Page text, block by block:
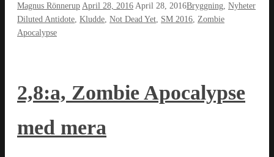
Magnus Rönnerup April 28, 2016 April 28, 2016Bryggning Nyheter
Diluted Antidote Kludde Not Dead Yet SM 2016 Zombie
Apocalypse
2,8:a, Zombie Apocalypse
med mera